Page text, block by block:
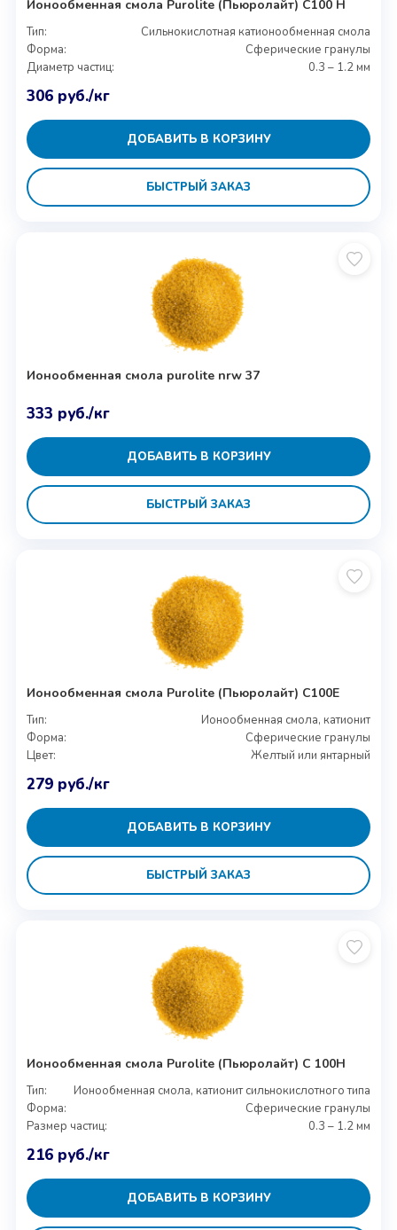
Ионообменная смола Purolite (Пьюролайт) C100 H
Тип:
Сильнокислотная катионообменная смола
Форма:
Сферические гранулы
Диаметр частиц:
0.3 – 1.2 мм
306 руб./кг
ДОБАВИТЬ В КОРЗИНУ
БЫСТРЫЙ ЗАКАЗ
Ионообменная смола purolite nrw 37
333 руб./кг
ДОБАВИТЬ В КОРЗИНУ
БЫСТРЫЙ ЗАКАЗ
Ионообменная смола Purolite (Пьюролайт) C100E
Тип:
Ионообменная смола, катионит
Форма:
Сферические гранулы
Цвет:
Желтый или янтарный
279 руб./кг
ДОБАВИТЬ В КОРЗИНУ
БЫСТРЫЙ ЗАКАЗ
Ионообменная смола Purolite (Пьюролайт) C 100H
Тип:
Ионообменная смола, катионит сильнокислотного типа
Форма:
Сферические гранулы
Размер частиц:
0.3 – 1.2 мм
216 руб./кг
ДОБАВИТЬ В КОРЗИНУ